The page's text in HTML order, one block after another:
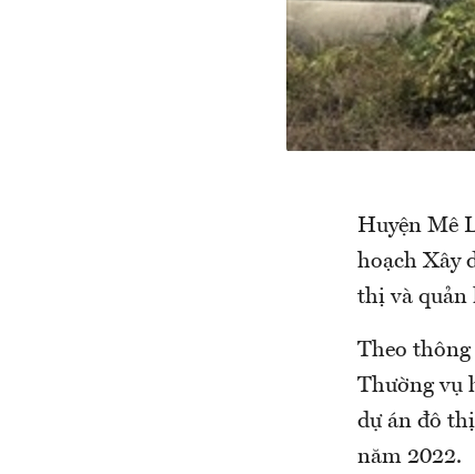
Huyện Mê
hoạch Xây
thị và quản
Theo
Thường vụ
dự án đô
năm 2022.